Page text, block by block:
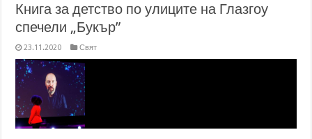
Книга за детство по улиците на Глазгоу
спечели „Букър”
23.11.2020 Свят